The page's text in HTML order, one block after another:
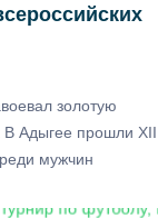
золотую
В Адыгее прошли XII
мужчин